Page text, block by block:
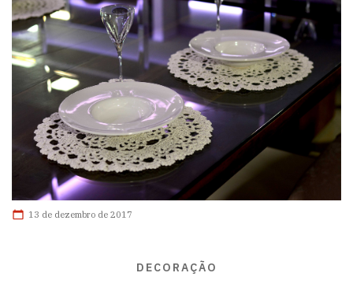
13 de dezembro de 2017
DECORAÇÃO